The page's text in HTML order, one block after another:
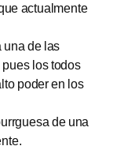
actualmente
una de las
los todos
poder en los
de una